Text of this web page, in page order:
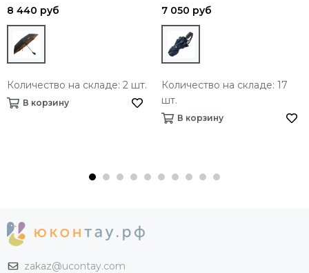
8 440 руб
Количество на складе: 2 шт.
В корзину
7 050 руб
Количество на складе: 17
шт.
В корзину
zakaz@ucontay.com